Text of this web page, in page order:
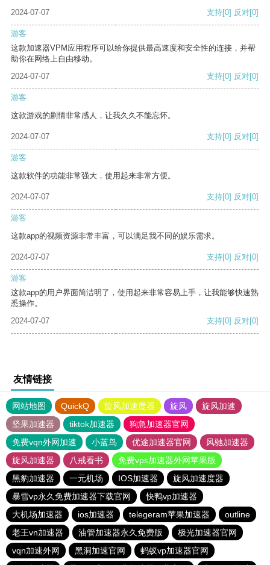
2024-07-07 支持[0] 反对[0]
游客
这款加速器VPM应用程序可以给你提供最高速度和安全性的连接，并帮
助你在网络上自由移动。
2024-07-07
支持[0] 反对[0]
游客
这款游戏的剧情非常感人，让我久久不能忘怀。
2024-07-07 支持[0] 反对[0]
游客
这款软件的功能非常强大，使用起来非常方便。
2024-07-07 支持[0] 反对[0]
游客
这款app的视频资源非常丰富，可以满足我不同的娱乐需求。
2024-07-07 支持[0] 反对[0]
游客
这款app的用户界面简洁明了，使用起来非常容易上手，让我能够快速熟
悉操作。
2024-07-07
支持[0] 反对[0]
友情链接
网站地图 QuickQ 旋风加速度器 旋风
旋风加速
坚果加速器
tiktok加速器
狗急加速器官网
免费vqn外网加速
小蓝鸟 优途加速器官网
风驰加速器
旋风加速器
八戒看书
免费vps加速器外网苹果版
黑豹加速器
一元机场 IOS加速器
旋风加速度器
暴雪vp永久免费加速器下载官网
快鸭vp加速器
大机场加速器
ios加速器 telegeram苹果加速器
outline
老王vn加速器
油管加速器永久免费版
极光加速器官网
vqn加速外网
黑洞加速官网
蚂蚁vp加速器官网